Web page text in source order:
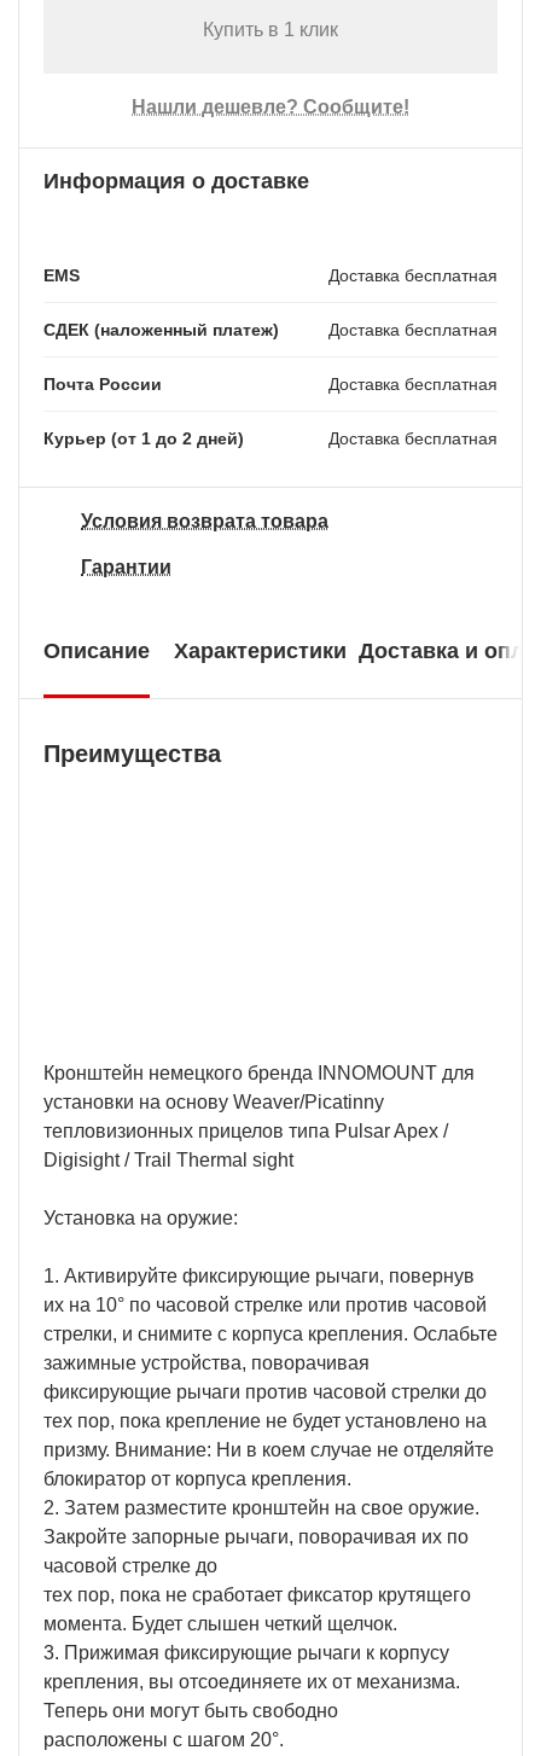
Купить в 1 клик
Нашли дешевле? Сообщите!
Информация о доставке
EMS Доставка бесплатная
СДЕК (наложенный платеж) Доставка бесплатная
Почта России Доставка бесплатная
Курьер (от 1 до 2 дней) Доставка бесплатная
Условия возврата товара
Гарантии
Описание Характеристики Доставка и
Преимущества
Кронштейн немецкого бренда INNOMOUNT для
установки на основу Weaver/Picatinny
тепловизионных прицелов типа Pulsar Apex /
Digisight / Trail Thermal sight
Установка на оружие:
1. Активируйте фиксирующие рычаги, повернув
их на 10° по часовой стрелке или против часовой
стрелки, и снимите с корпуса крепления. Ослабьте
зажимные устройства, поворачивая
фиксирующие рычаги против часовой стрелки до
тех пор, пока крепление не будет установлено на
призму. Внимание: Ни в коем случае не отделяйте
блокиратор от корпуса крепления.
2. Затем разместите кронштейн на свое оружие.
Закройте запорные рычаги, поворачивая их по
часовой стрелке до
тех пор, пока не сработает фиксатор крутящего
момента. Будет слышен четкий щелчок.
3. Прижимая фиксирующие рычаги к корпусу
крепления, вы отсоединяете их от механизма.
Теперь они могут быть свободно
расположены с шагом 20°.